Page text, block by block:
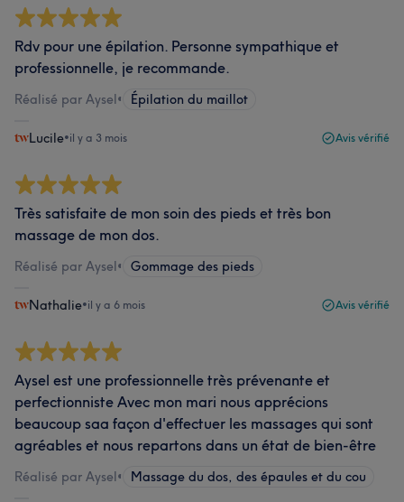
Rdv pour une épilation. Personne sympathique et
professionnelle, je recommande.
Réalisé par Aysel• Épilation du maillot
Lucile•il y a 3 mois Avis vérifié
Très satisfaite de mon soin des pieds et très bon
massage de mon dos.
Réalisé par Aysel• Gommage des pieds
Nathalie•il y a 6 mois Avis vérifié
Aysel est une professionnelle très prévenante et
perfectionniste Avec mon mari nous apprécions
beaucoup saa façon d'effectuer les massages qui sont
agréables et nous repartons dans un état de bien-être
Réalisé par Aysel• Massage du dos, des épaules et du cou